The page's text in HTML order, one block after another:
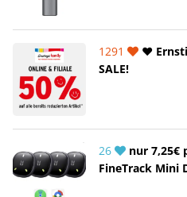
1291
❤️
SALE!
26
nur 7,25€
FineTrack Mini